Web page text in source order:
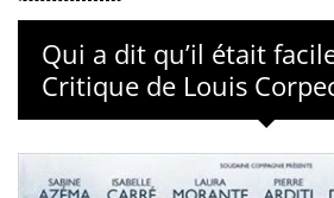
Qui a dit qu’il était
Critique de Louis